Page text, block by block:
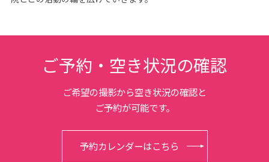
ご予約・空き状況の確認
ご希望の撮影から空き状況の確認と
ご予約が可能です。
予約カレンダーはこちら